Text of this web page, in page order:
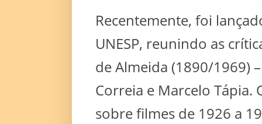
Recentemente, foi
UNESP, reunindo as
de Almeida (1890/1969)
Correia e Marcelo
sobre filmes de 1926 a